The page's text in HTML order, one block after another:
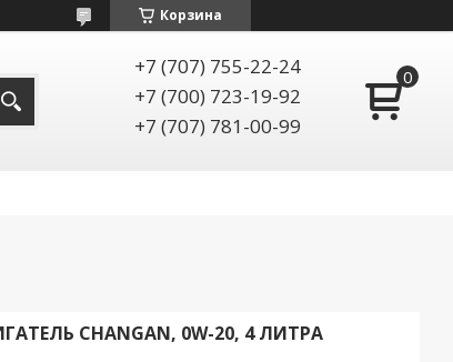
Корзина
+7 (707) 755-22-24
+7 (700) 723-19-92
+7 (707) 781-00-99
CHANGAN, 0W-20, 4 ЛИТРА